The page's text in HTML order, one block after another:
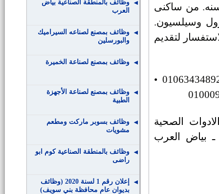
• (خبرة لاتقل عن 3سنوات والسن لايتجاوز30سنه. من ساكنى
كهرباء كنترول وسيلسيون.
للتواصل والاستفسار لتقديم
• للتواصل والاستفسار لتقديم C.V على واتس ت/01063434892 •
الادوات الصحية
بياض العرب
وظائف بالمنطقة الصناعية بياض
العرب
وظائف بمصنع لصناعه السيراميك
والبورسلين
وظائف بمصنع لصناعة الخميرة
وظائف بمصنع لصناعة الأجهزة
الطبية
وظائف بسوبر ماركت ومطعم
مشويات
وظائف بالمنطقة الصناعية كوم ابو
راضى
إعلان رقم 1 لسنة 2020 (وظائف
بديوان عام محافظة بني سويف)